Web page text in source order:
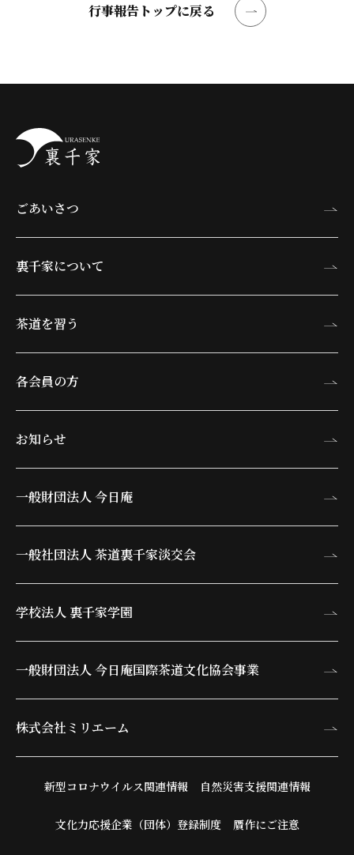
行事報告トップに戻る
ごあいさつ
裏千家について
茶道を習う
各会員の方
お知らせ
一般財団法人 今日庵
一般社団法人 茶道裏千家淡交会
学校法人 裏千家学園
一般財団法人 今日庵国際茶道文化協会事業
株式会社ミリエーム
新型コロナウイルス関連情報 自然災害支援関連情報
文化力応援企業（団体）登録制度 贋作にご注意